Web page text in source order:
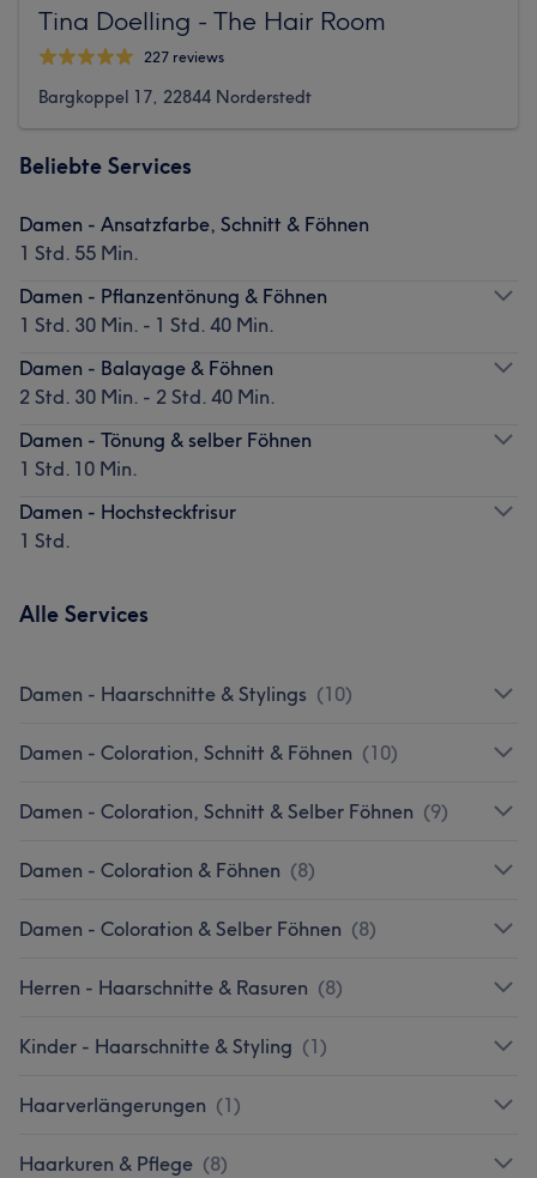
Tina Doelling - The Hair Room
227 reviews
Bargkoppel 17, 22844 Norderstedt
Beliebte Services
Damen - Ansatzfarbe, Schnitt & Föhnen
1 Std. 55 Min.
Damen - Pflanzentönung & Föhnen
1 Std. 30 Min. - 1 Std. 40 Min.
Damen - Balayage & Föhnen
2 Std. 30 Min. - 2 Std. 40 Min.
Damen - Tönung & selber Föhnen
1 Std. 10 Min.
Damen - Hochsteckfrisur
1 Std.
Alle Services
Damen - Haarschnitte & Stylings (10)
Damen - Coloration, Schnitt & Föhnen (10)
Damen - Coloration, Schnitt & Selber Föhnen (9)
Damen - Coloration & Föhnen (8)
Damen - Coloration & Selber Föhnen (8)
Herren - Haarschnitte & Rasuren (8)
Kinder - Haarschnitte & Styling (1)
Haarverlängerungen (1)
Haarkuren & Pflege (8)